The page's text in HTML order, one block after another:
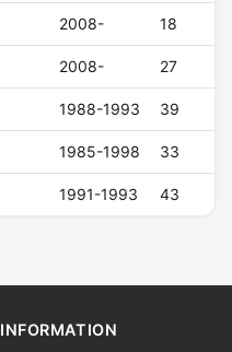
2008- 18
2008- 27
1988-1993 39
1985-1998 33
1991-1993 43
INFORMATION